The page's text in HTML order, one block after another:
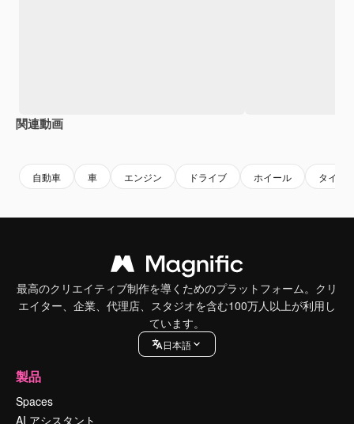
関連動画
自動車 車 エンジン ドライブ ホイール タイヤ
最高のクリエイティブ制作を導くためのプラットフォーム。クリ
エイター、企業、代理店、スタジオを含む100万人以上が利用し
ています。
日本語
製品
Spaces
AI アシスタント